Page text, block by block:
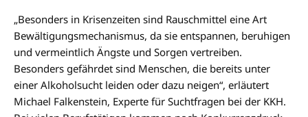
„Besonders in Krisenzeiten sind Rauschmittel eine Art
Bewältigungsmechanismus, da sie entspannen, beruhigen
und vermeintlich Ängste und Sorgen vertreiben.
Besonders gefährdet sind Menschen, die bereits unter
einer Alkoholsucht leiden oder dazu neigen“, erläutert
Michael Falkenstein, Experte für Suchtfragen bei der KKH.